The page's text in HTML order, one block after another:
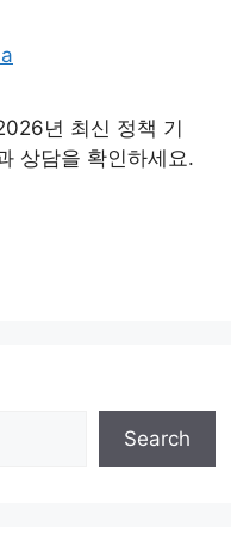
년 최신 정책 기
상담을 확인하세요.
Search